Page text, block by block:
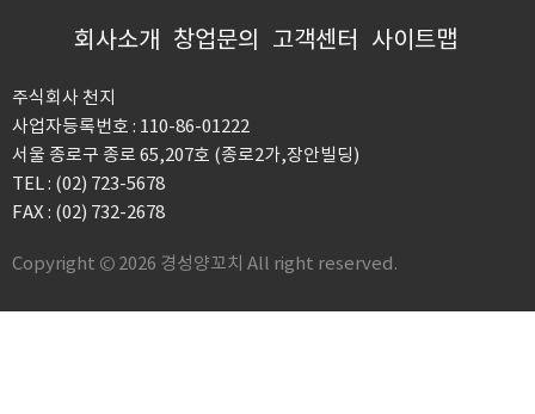
회사소개 창업문의 고객센터 사이트맵
주식회사 천지
사업자등록번호 : 110-86-01222
서울 종로구 종로 65,207호 (종로2가,장안빌딩)
TEL : (02) 723-5678
FAX : (02) 732-2678
Copyright © 2026 경성양꼬치 All right reserved.